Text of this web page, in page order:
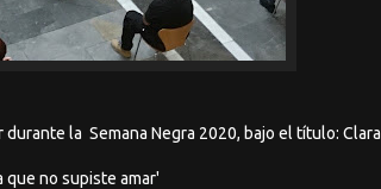
la Semana Negra 2020, bajo el título: Clara
que no supiste amar'